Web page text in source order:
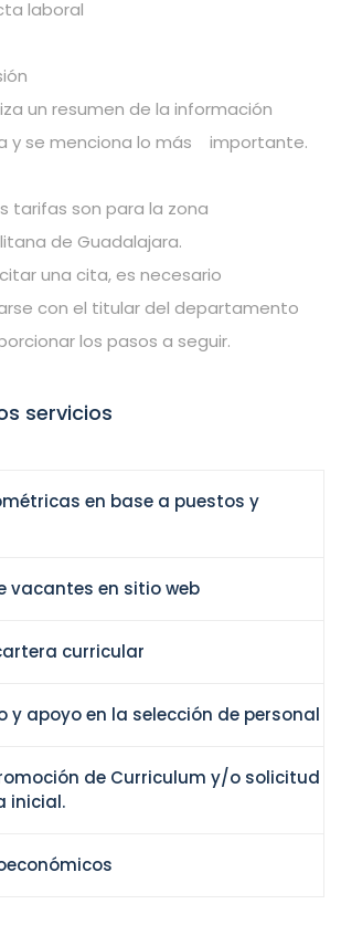
laboral
un resumen de la información
y se menciona lo más importante.
tarifas son para la zona
de Guadalajara.
una cita, es necesario
con el titular del departamento
los pasos a seguir.
servicios
en base a puestos y
vacantes en sitio web
curricular
y apoyo en la selección de personal
de Curriculum y/o solicitud
inicial.